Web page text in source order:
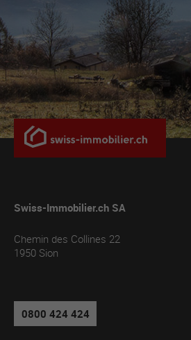
Swiss-Immobilier.ch SA
Chemin des Collines 22
1950 Sion
0800 424 424